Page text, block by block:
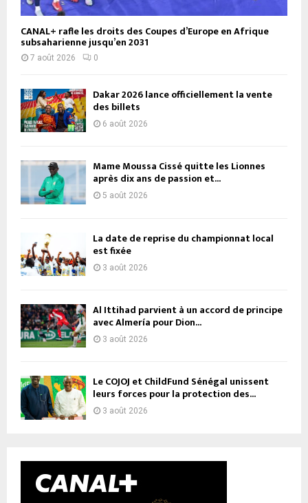
CANAL+ rafle les droits des Coupes d’Europe en Afrique
subsaharienne jusqu’en 2031
7 août 2026 0
Dakar 2026 lance officiellement la vente
des billets
6 août 2026
Mame Moussa Cissé quitte les Lionnes
après dix ans de passion et...
5 août 2026
La date de reprise du championnat local
est fixée
3 août 2026
Al Ittihad parvient à un accord de principe
avec Almería pour Dion...
3 août 2026
Le COJOJ et ChildFund Sénégal unissent
leurs forces pour la protection des...
3 août 2026